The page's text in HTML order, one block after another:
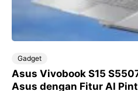
Gadget
Asus Vivobook S15
Asus dengan Fitur AI